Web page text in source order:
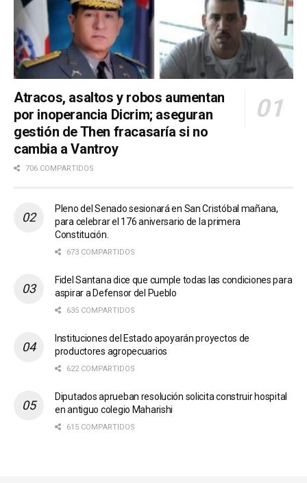
Atracos, asaltos y robos aumentan
por inoperancia Dicrim; aseguran
gestión de Then fracasaría si no
cambia a Vantroy
706 COMPARTIDOS
Pleno del Senado sesionará en San Cristóbal mañana,
para celebrar el 176 aniversario de la primera
Constitución.
673 COMPARTIDOS
Fidel Santana dice que cumple todas las condiciones para
aspirar a Defensor del Pueblo
635 COMPARTIDOS
Instituciones del Estado apoyarán proyectos de
productores agropecuarios
622 COMPARTIDOS
Diputados aprueban resolución solicita construir hospital
en antiguo colegio Maharishi
615 COMPARTIDOS